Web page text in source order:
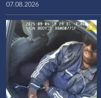
07.08.2026